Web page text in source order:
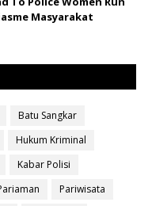
Masyarakat
Batu Sangkar
Hukum Kriminal
Kabar Polisi
Pariwisata